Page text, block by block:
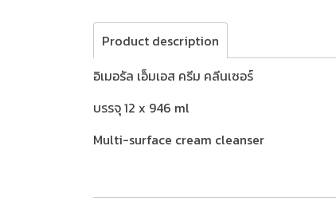
Product description
อิเมอรัล เอ็มเอส ครีม คลีนเซอร์
บรรจุ 12 x 946 ml
Multi-surface cream cleanser